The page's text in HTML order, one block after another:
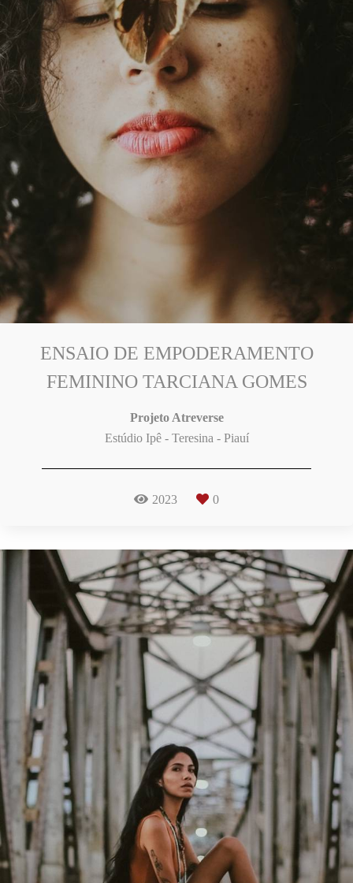
ENSAIO DE EMPODERAMENTO
FEMININO TARCIANA GOMES
Projeto Atreverse
Estúdio Ipê - Teresina - Piauí
2023 0